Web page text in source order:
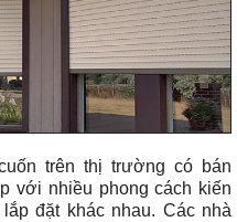
trên thị trường có bán
với nhiều phong cách kiến
đặt khác nhau. Các nhà